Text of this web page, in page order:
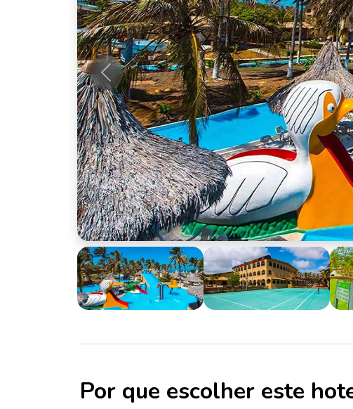
Anterior
Por que escolher este